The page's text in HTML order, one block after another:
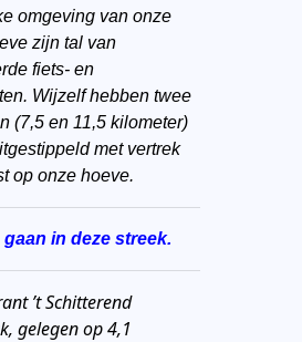
omgeving van onze
zijn tal van
fiets- en
Wijzelf hebben twee
(7,5 en 11,5 kilometer)
met vertrek
op onze hoeve.
gaan in deze streek.
’t Schitterend
gelegen op 4,1